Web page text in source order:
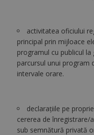
activitatea oficiului
principal prin mijloace
programul cu publicul
parcursul unui program
intervale orare.
declaraţiile pe
cererea de înregistrare/
sub semnătură privată